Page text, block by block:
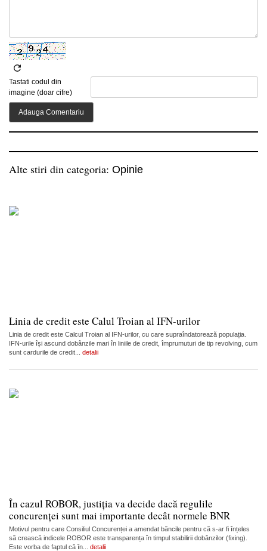
Tastati codul din
imagine (doar cifre)
Alte stiri din categoria: Opinie
Linia de credit este Calul Troian al IFN-urilor
Linia de credit este Calcul Troian al IFN-urilor, cu care supraîndatorează populația.
IFN-urile își ascund dobânzile mari în liniile de credit, împrumuturi de tip revolving, cum
sunt cardurile de credit... detalii
În cazul ROBOR, justiția va decide dacă regulile
concurenței sunt mai importante decât normele BNR
Motivul pentru care Consiliul Concurenței a amendat băncile pentru că s-ar fi înțeles
să crească indicele ROBOR este transparența în timpul stabilirii dobânzilor (fixing).
Este vorba de faptul că în... detalii